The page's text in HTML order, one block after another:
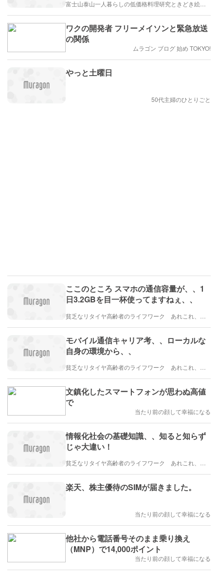
ワクの開発者 フリーメイソンと緊急放送
の関係
ムラゴン ブログ 始め TOKYO!
やっと土曜日
50代主婦のひとりごと
ここのところ スマホの通信容量が、、1
日3.2GBを目一杯使ってますねぇ、、
モバイル通信キャリア考、、ローカルな
自身の環境から、、
文鎮化したスマートフォンが思わぬ高値
で
当たり前の顔して幸福になる
情報化社会の基礎知識、、知ると知らず
じゃ大違い！
楽天、株主優待のSIMが届きました。
当たり前の顔して幸福になる
他社から電話番号そのまま乗り換え
（MNP）で14,000ポイント
当たり前の顔して幸福になる